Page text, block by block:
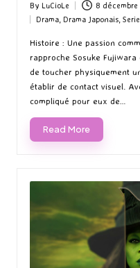
Posted
by
By LuCioLe 8 décembre
Posted
in
Drama, Drama Japonais,
Histoire : Une passion
rapproche Sosuke
de toucher physiquement
établir de contact visuel.
compliqué pour eux de…
Read More